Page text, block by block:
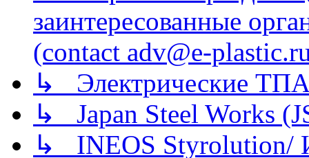
заинтересованные
(contact adv@e-
↳ Электрические
↳ Japan Steel Works
↳ INEOS